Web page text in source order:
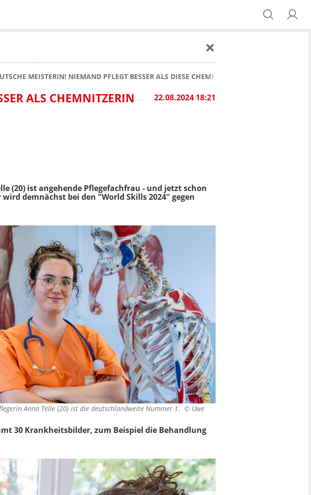
MEISTERIN! NIEMAND PFLEGT BESSER ALS DIESE CHEMNITZERIN
22.08.2024 18:21
ALS CHEMNITZERIN
(20) ist angehende Pflegefachfrau - und jetzt schon
demnächst bei den "World Skills 2024" gegen
Anna Telle (20) ist die deutschlandweite Nummer 1. © Uwe
30 Krankheitsbilder, zum Beispiel die Behandlung